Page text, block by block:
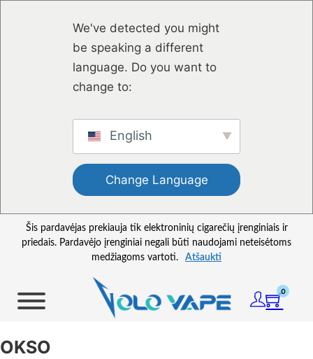
We've detected you might
be speaking a different
language. Do you want to
change to:
English
Change Language
Šis pardavėjas prekiauja tik elektroninių cigarečių įrenginiais ir
priedais. Pardavėjo įrenginiai negali būti naudojami neteisėtoms
medžiagoms vartoti.
Atšaukti
0
OKSO